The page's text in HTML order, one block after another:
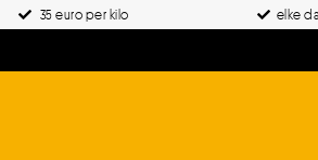
35 euro per kilo elke